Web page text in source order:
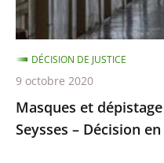
Seysses
–
Décision
en
référé
du
Masques et
Seysses – Décision
DÉCISION DE JUSTICE
9 octobre 2020